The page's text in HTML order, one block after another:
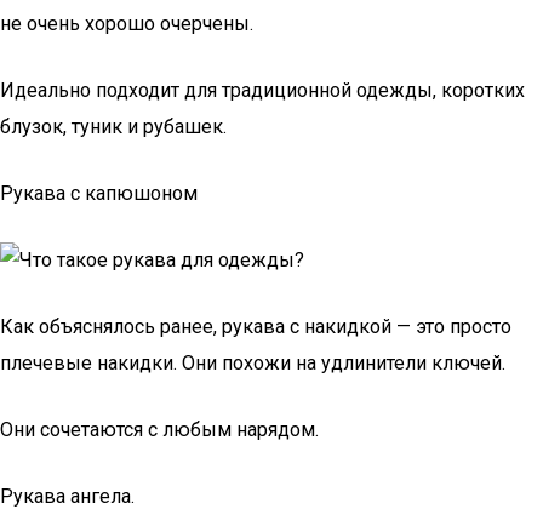
не очень хорошо очерчены.
Идеально подходит для традиционной одежды, коротких
блузок, туник и рубашек.
Рукава с капюшоном
Как объяснялось ранее, рукава с накидкой — это просто
плечевые накидки. Они похожи на удлинители ключей.
Они сочетаются с любым нарядом.
Рукава ангела.